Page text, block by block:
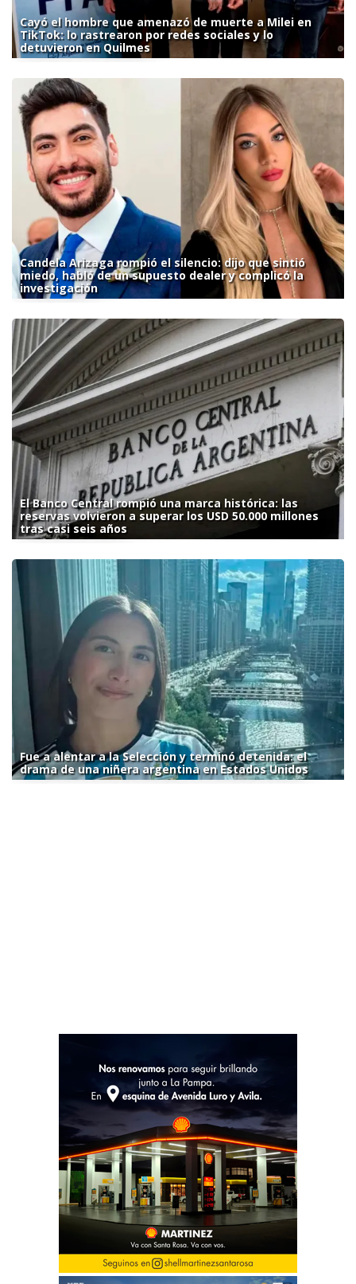
Cayó el hombre que amenazó de muerte a Milei en
TikTok: lo rastrearon por redes sociales y lo
detuvieron en Quilmes
Candela Arizaga rompió el silencio: dijo que sintió
miedo, habló de un supuesto dealer y complicó la
investigación
El Banco Central rompió una marca histórica: las
reservas volvieron a superar los USD 50.000 millones
tras casi seis años
Fue a alentar a la Selección y terminó detenida: el
drama de una niñera argentina en Estados Unidos